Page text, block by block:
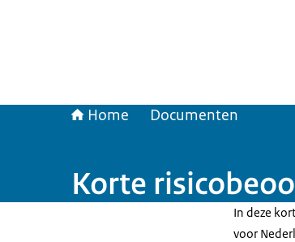
Home Documenten
Korte
In deze
voor